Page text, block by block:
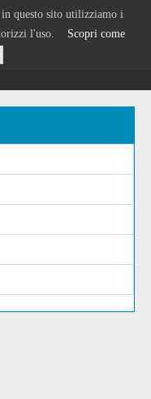
questo sito utilizziamo i
l'uso. Scopri come